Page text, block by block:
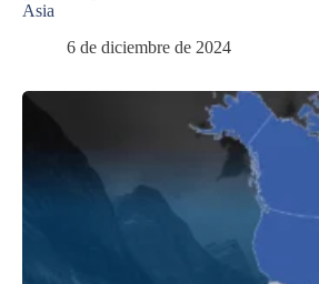
Asia
6 de diciembre de 2024